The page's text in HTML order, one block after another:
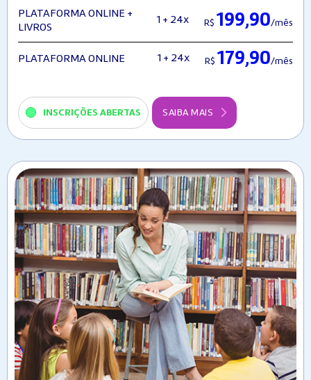
PLATAFORMA ONLINE +
LIVROS
1 + 24x R$ 199,90/mês
PLATAFORMA ONLINE 1 + 24x R$ 179,90/mês
INSCRIÇÕES ABERTAS SAIBA MAIS